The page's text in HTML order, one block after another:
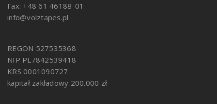
Fax: +48 61 46188-01
info@volztapes.pl
REGON 527535368
NIP PL7842539418
KRS 0001090727
kapitał zakładowy 200.000 zł